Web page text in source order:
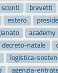
sconti brevetti
estero
academy
decreto-natale
logistica-
agenzia-